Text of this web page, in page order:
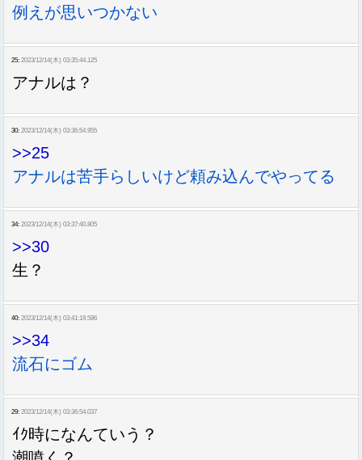
例えが思いつかない
25: 2023/12/14(木) 03:35:44.125
アナルは？
30: 2023/12/14(木) 03:36:54.955
>>25
アナルは苦手らしいけど頼み込んでやってる
34: 2023/12/14(木) 03:37:40.805
>>30
生？
40: 2023/12/14(木) 03:41:19.586
>>34
流石にゴム
29: 2023/12/14(木) 03:36:54.037
ｲｸ時になんていう？